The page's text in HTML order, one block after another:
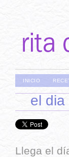
INICIO
el dia
Llega el